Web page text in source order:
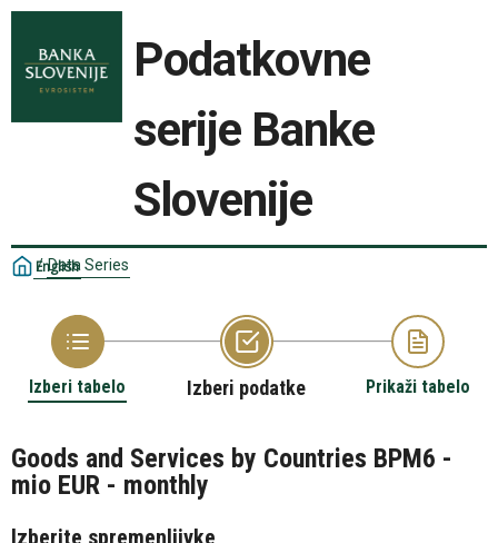
Podatkovne
serije Banke
Slovenije
English
/ Data Series
Izberi tabelo Izberi podatke Prikaži tabelo
Goods and Services by Countries BPM6 -
mio EUR - monthly
Izberite spremenljivke